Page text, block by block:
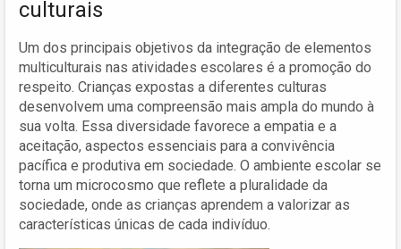
culturais
Um dos principais objetivos da integração de elementos
multiculturais nas atividades escolares é a promoção do
respeito. Crianças expostas a diferentes culturas
desenvolvem uma compreensão mais ampla do mundo à
sua volta. Essa diversidade favorece a empatia e a
aceitação, aspectos essenciais para a convivência
pacífica e produtiva em sociedade. O ambiente escolar se
torna um microcosmo que reflete a pluralidade da
sociedade, onde as crianças aprendem a valorizar as
características únicas de cada indivíduo.